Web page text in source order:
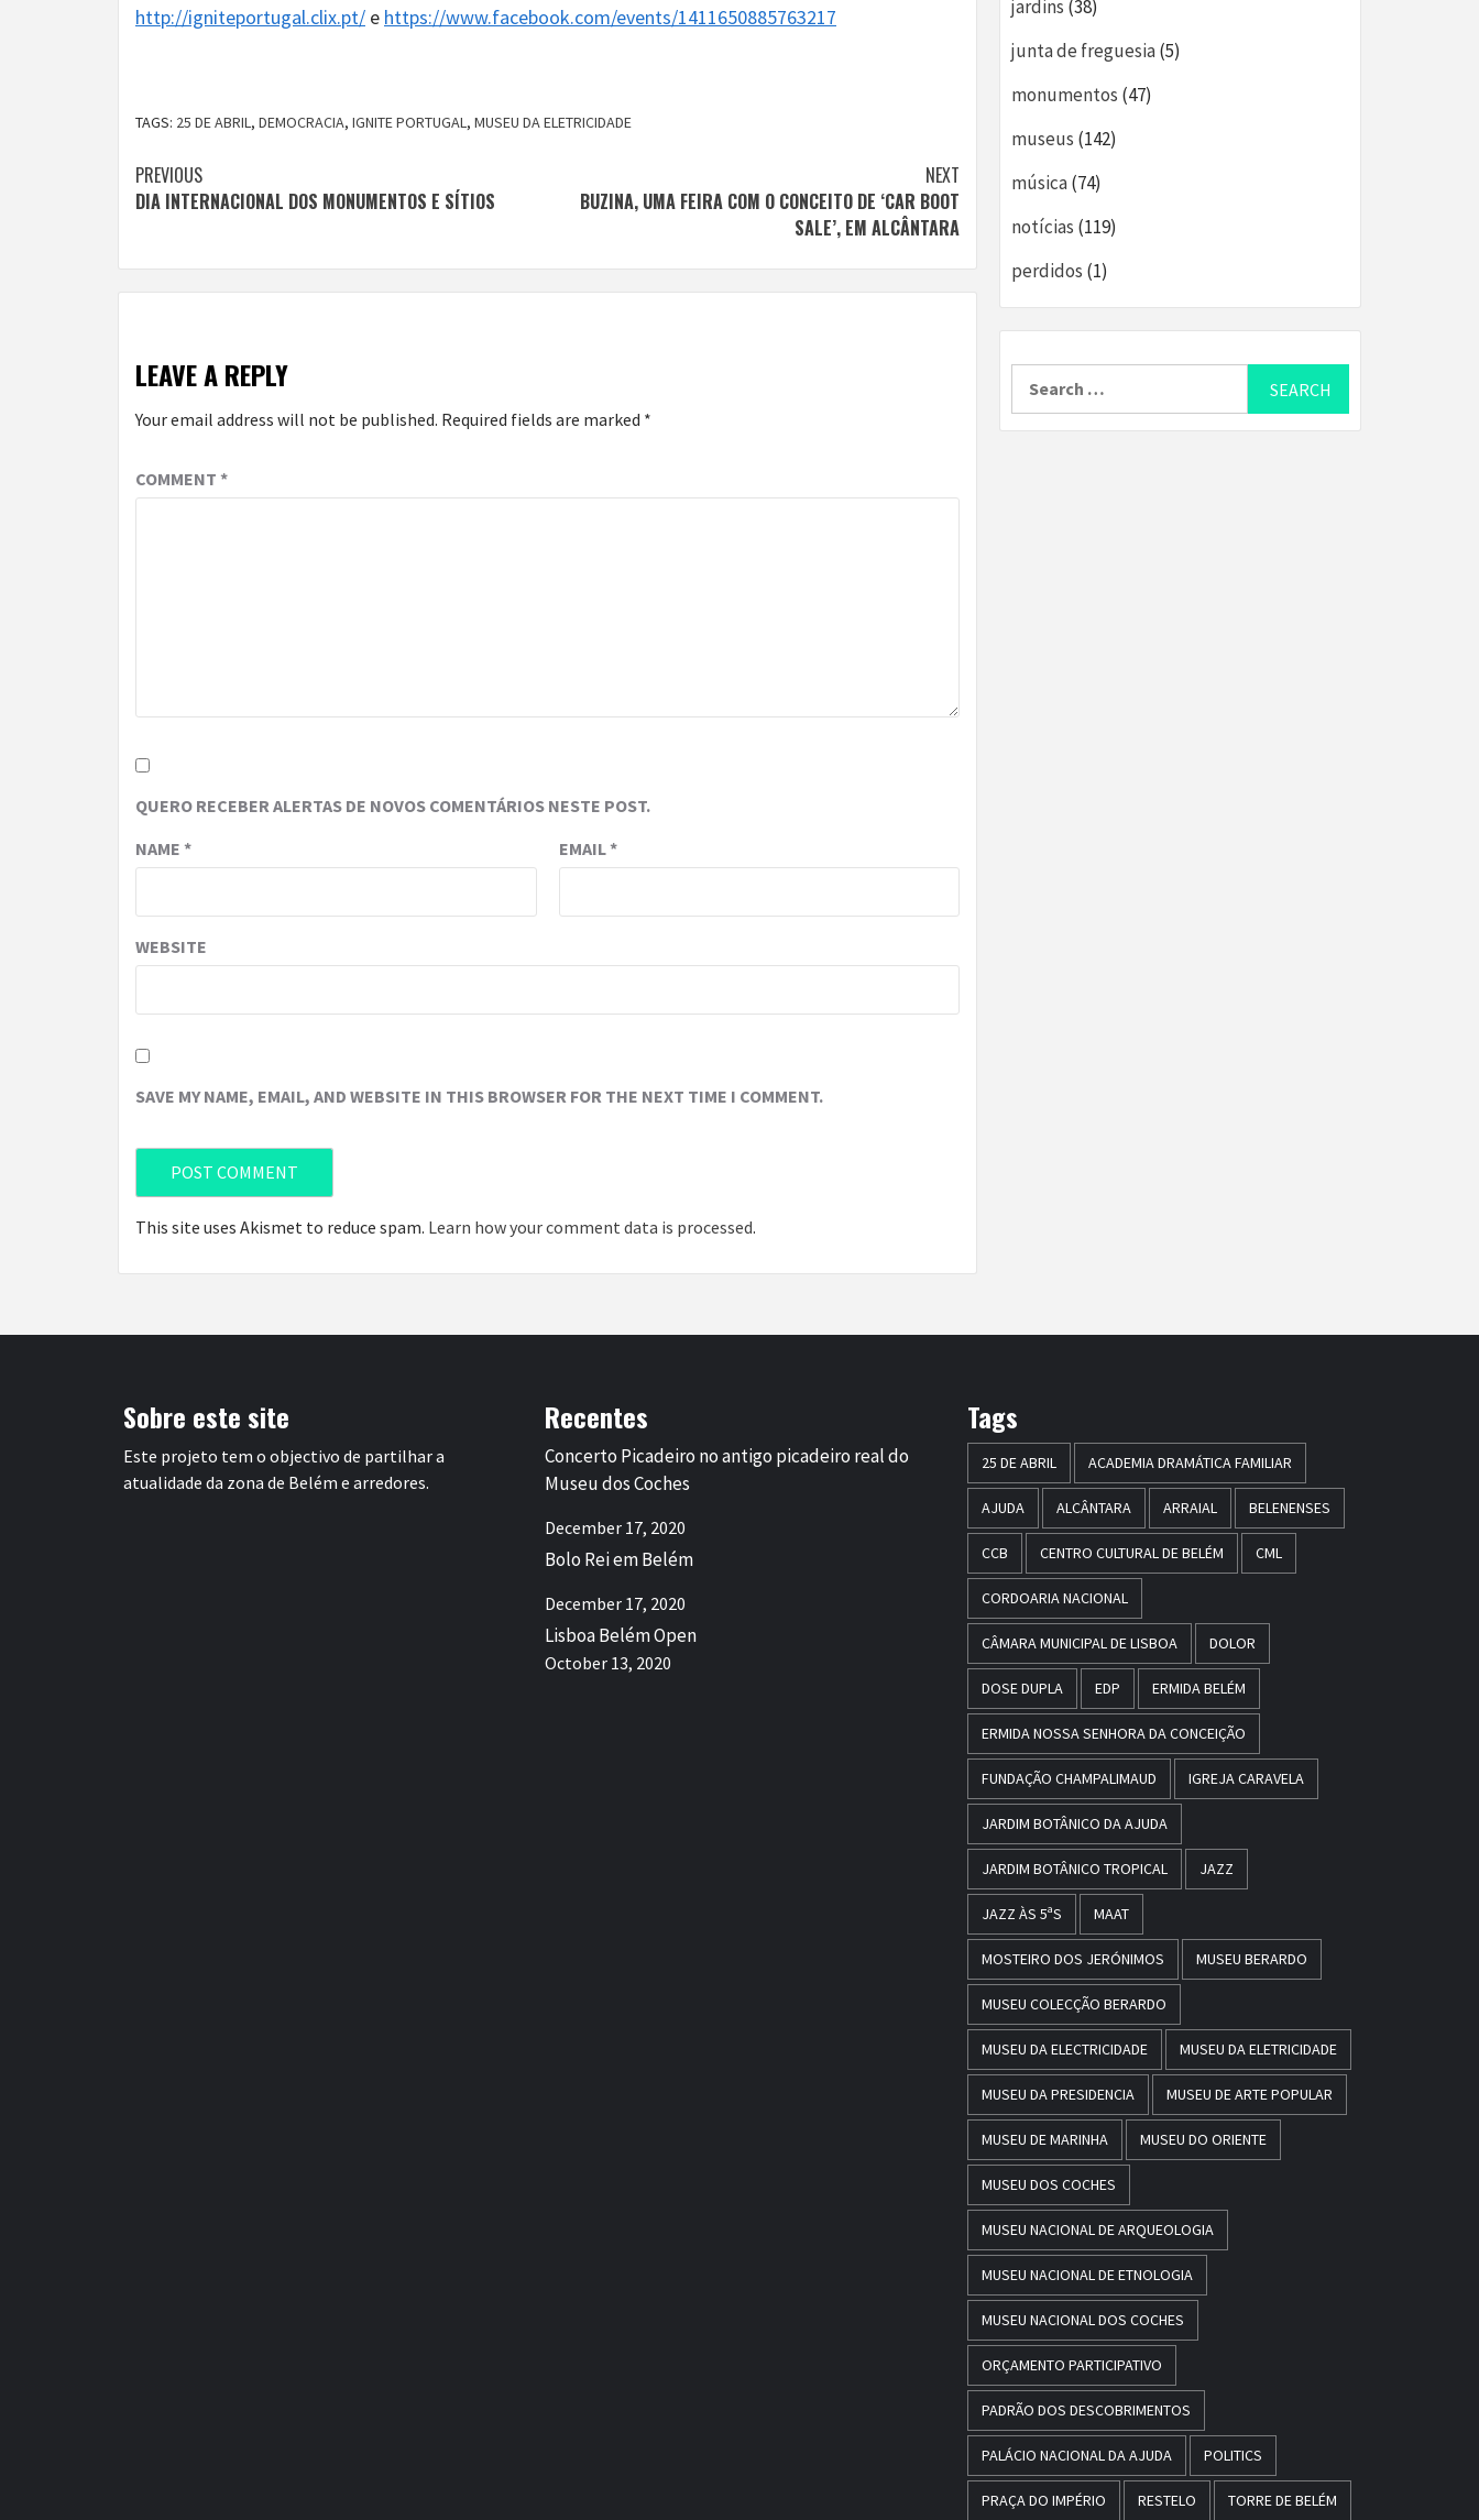
http://igniteportugal.clix.pt/ e https://www.facebook.com/events/1411650885763217
TAGS: 25 DE ABRIL, DEMOCRACIA, IGNITE PORTUGAL, MUSEU DA ELETRICIDADE
Continue
Reading
PREVIOUS
DIA INTERNACIONAL DOS MONUMENTOS E SÍTIOS
NEXT
BUZINA, UMA FEIRA COM O CONCEITO DE ‘CAR BOOT
SALE’, EM ALCÂNTARA
LEAVE A REPLY
Your email address will not be published. Required fields are marked *
COMMENT *
QUERO RECEBER ALERTAS DE NOVOS COMENTÁRIOS NESTE POST.
NAME * EMAIL*
WEBSITE
SAVE MY NAME, EMAIL, AND WEBSITE IN THIS BROWSER FOR THE NEXT TIME I COMMENT.
This site uses Akismet to reduce spam. Learn how your comment data is processed.
jardins (38)
junta de freguesia(5)
monumentos (47)
museus (142)
música(74)
notícias (119)
perdidos (1)
Sobre este site
Este projeto tem o objectivo de partilhar a
atualidade da zona de Belém e arredores.
Recentes
Concerto Picadeiro no antigo picadeiro real do
Museu dos Coches
December 17, 2020
Bolo Rei em Belém
December 17, 2020
Lisboa Belém Open
October 13, 2020
Tags
25 DE ABRIL ACADEMIA DRAMÁTICA FAMILIAR
AJUDA ALCÂNTARA ARRAIAL BELENENSES
CCB CENTRO CULTURAL DE BELÉM CML
CORDOARIA NACIONAL
CÂMARA MUNICIPAL DE LISBOA DOLOR
DOSE DUPLA EDP ERMIDA BELÉM
ERMIDA NOSSA SENHORA DA CONCEIÇÃO
FUNDAÇÃO CHAMPALIMAUD IGREJA CARAVELA
JARDIM BOTÂNICO DA AJUDA
JARDIM BOTÂNICO TROPICAL JAZZ
JAZZ ÀS 5ªS MAAT
MOSTEIRO DOS JERÓNIMOS MUSEU BERARDO
MUSEU COLECÇÃO BERARDO
MUSEU DA ELECTRICIDADE MUSEU DA ELETRICIDADE
MUSEU DA PRESIDENCIA MUSEU DE ARTE POPULAR
MUSEU DE MARINHA MUSEU DO ORIENTE
MUSEU DOS COCHES
MUSEU NACIONAL DE ARQUEOLOGIA
MUSEU NACIONAL DE ETNOLOGIA
MUSEU NACIONAL DOS COCHES
ORÇAMENTO PARTICIPATIVO
PADRÃO DOS DESCOBRIMENTOS
PALÁCIO NACIONAL DA AJUDA POLITICS
PRAÇA DO IMPÉRIO RESTELO TORRE DE BELÉM